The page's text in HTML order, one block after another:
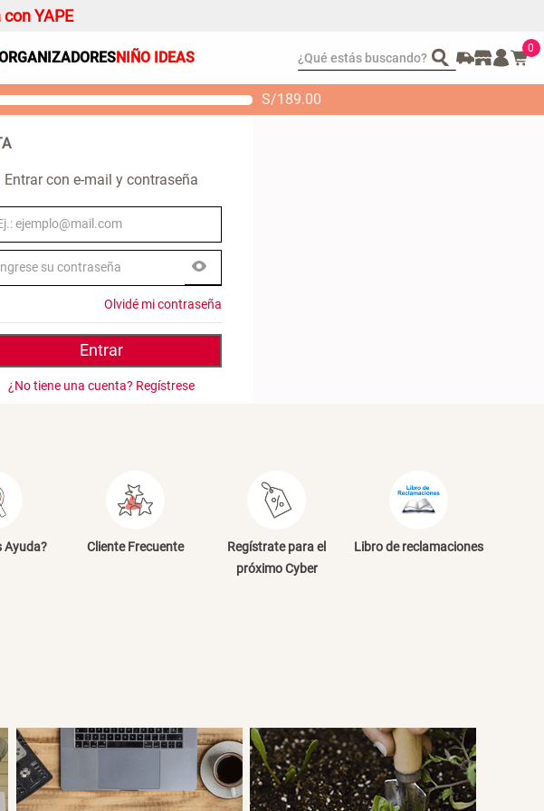
con YAPE
NIÑO IDEAS ¿Qué estás buscando? 0
S/189.00
Entrar con e-mail y contraseña
Olvidé mi contraseña
Entrar
¿No tiene una cuenta? Regístrese
Ayuda? Cliente Frecuente
Regístrate para el
próximo Cyber
Libro de reclamaciones
Inodoro con
65x28x171 cm
S/ 261.00 S/ 104.00